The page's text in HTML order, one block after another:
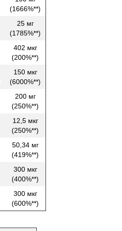
(1666%**)
25 мг
(1785%**)
402 мкг
(200%**)
150 мкг
(6000%**)
200 мг
(250%**)
12,5 мкг
(250%**)
50,34 мг
(419%**)
300 мкг
(400%**)
300 мкг
(600%**)